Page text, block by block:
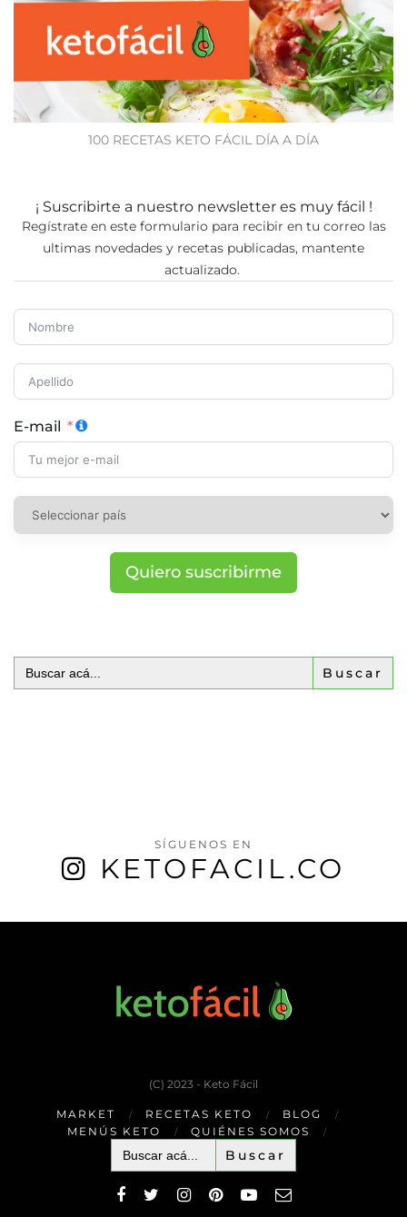
100 RECETAS KETO FÁCIL DÍA A DÍA
¡ Suscribirte a nuestro newsletter es muy fácil !
Regístrate en este formulario para recibir en tu correo las
ultimas novedades y recetas publicadas, mantente
actualizado.
E-mail
Quiero suscribirme
Buscar:
SÍGUENOS EN
KETOFACIL.CO
(C) 2023 - Keto Fácil
MARKET RECETAS KETO
BLOG
MENÚS KETO
QUIÉNES SOMOS
Buscar: